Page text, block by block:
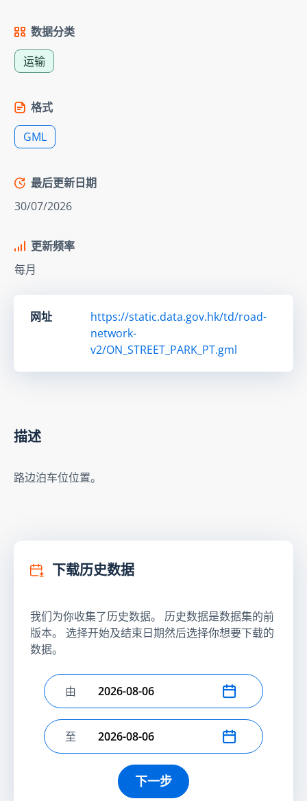
数据分类
运输
格式
GML
最后更新日期
30/07/2026
更新频率
每月
网址
https://static.data.gov.hk/td/road-
network-
v2/ON_STREET_PARK_PT.gml
描述
路边泊车位位置。
下载历史数据
我们为你收集了历史数据。 历史数据是数据集的前
版本。 选择开始及结束日期然后选择你想要下载的
数据。
选择开始日期
由
选择结束日期
至
下一步